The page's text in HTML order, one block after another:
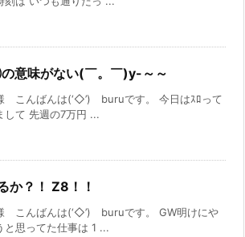
意味がない(￣。￣)y-～～
こんばんは(‘◇’)ゞburuです。 今日はｽﾛって
して 先週の7万円 ...
か？！ Z8！！
こんばんは(‘◇’)ゞburuです。 GW明けにや
と思ってた仕事は 1 ...